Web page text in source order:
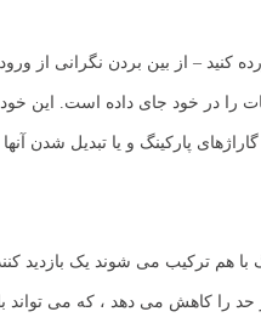
کنید – از بین بردن نگرانی از
در خود جای داده است. این
پارکینگ و یا تبدیل شدن
می شوند یک بازدید
حد را کاهش می دهد ، که می